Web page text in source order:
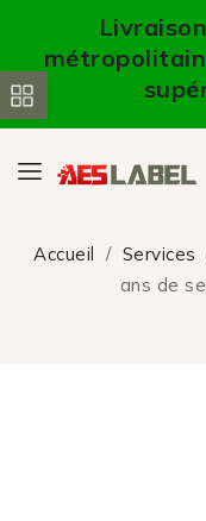
Accueil Services
ans de